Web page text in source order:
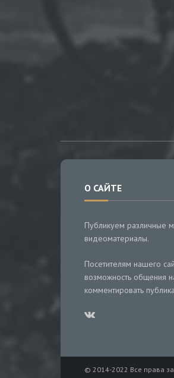
О САЙТЕ
Публикуем различные
видеоматериалы.
Посетителям нашего
возможность общения
комментировать
© 2014-2022 Все права